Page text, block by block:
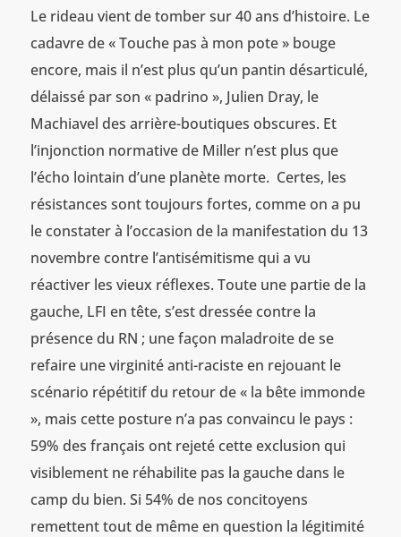
Le rideau vient de tomber sur 40 ans d’histoire. Le
cadavre de « Touche pas à mon pote » bouge
encore, mais il n’est plus qu’un pantin désarticulé,
délaissé par son « padrino », Julien Dray, le
Machiavel des arrière-boutiques obscures. Et
l’injonction normative de Miller n’est plus que
l’écho lointain d’une planète morte. Certes, les
résistances sont toujours fortes, comme on a pu
le constater à l’occasion de la manifestation du 13
novembre contre l’antisémitisme qui a vu
réactiver les vieux réflexes. Toute une partie de la
gauche, LFI en tête, s’est dressée contre la
présence du RN ; une façon maladroite de se
refaire une virginité anti-raciste en rejouant le
scénario répétitif du retour de « la bête immonde
», mais cette posture n’a pas convaincu le pays :
59% des français ont rejeté cette exclusion qui
visiblement ne réhabilite pas la gauche dans le
camp du bien. Si 54% de nos concitoyens
remettent tout de même en question la légitimité